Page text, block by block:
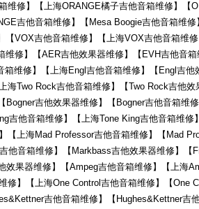
维修】【上海ORANGE橘子吉他音箱维修】
吉他音箱维修】【Mesa Boogie吉他音箱维
【VOX吉他音箱维修】【上海VOX吉他音箱维
维修】【AER吉他效果器维修】【EVH吉他音
箱维修】【上海Engl吉他音箱维修】【Engl吉
海Two Rock吉他音箱维修】【Two Rock吉他
Bogner吉他效果器维修】【Bogner吉他音箱维
吉他音箱维修】【上海Tone King吉他音箱维
【上海Mad Professor吉他音箱维修】【Mad
他音箱维修】【Markbass吉他效果器维修】【
效果器维修】【Ampeg吉他音箱维修】【上海
修】【上海One Control吉他音箱维修】【One
吉他音箱维修】【Hughes&Kettner吉